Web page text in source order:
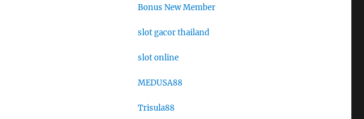
Bonus New Member
slot gacor thailand
slot online
MEDUSA88
Trisula88